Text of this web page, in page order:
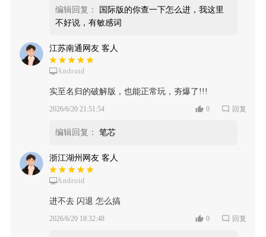
编辑回复：
国际版的你查一下怎么进，我这里
不好说，有敏感词
江苏南通网友 客人
Android
实至名归的破解版，也能正常玩，夯爆了!!!
2026/6/20 21:51:54 0 回复
编辑回复： 笔芯
浙江湖州网友 客人
Android
进不去 闪退 怎么搞
2026/6/20 18:32:48 0 回复